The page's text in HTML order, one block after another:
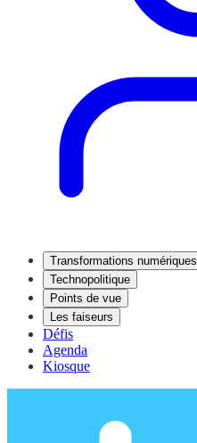
Transformations numériques
Technopolitique
Points de vue
Les faiseurs
Défis
Agenda
Kiosque